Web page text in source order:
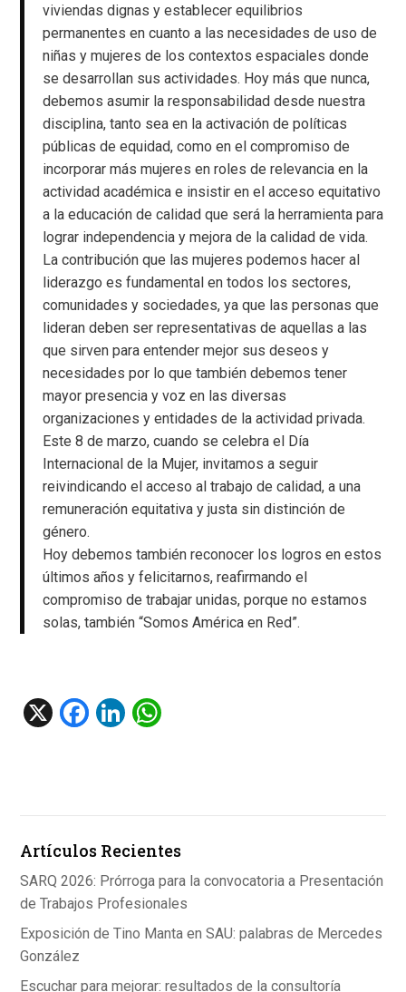
viviendas dignas y establecer equilibrios
permanentes en cuanto a las necesidades de uso de
niñas y mujeres de los contextos espaciales donde
se desarrollan sus actividades. Hoy más que nunca,
debemos asumir la responsabilidad desde nuestra
disciplina, tanto sea en la activación de políticas
públicas de equidad, como en el compromiso de
incorporar más mujeres en roles de relevancia en la
actividad académica e insistir en el acceso equitativo
a la educación de calidad que será la herramienta para
lograr independencia y mejora de la calidad de vida.
La contribución que las mujeres podemos hacer al
liderazgo es fundamental en todos los sectores,
comunidades y sociedades, ya que las personas que
lideran deben ser representativas de aquellas a las
que sirven para entender mejor sus deseos y
necesidades por lo que también debemos tener
mayor presencia y voz en las diversas
organizaciones y entidades de la actividad privada.
Este 8 de marzo, cuando se celebra el Día
Internacional de la Mujer, invitamos a seguir
reivindicando el acceso al trabajo de calidad, a una
remuneración equitativa y justa sin distinción de
género.
Hoy debemos también reconocer los logros en estos
últimos años y felicitarnos, reafirmando el
compromiso de trabajar unidas, porque no estamos
solas, también “Somos América en Red”.
X
F
o
k
Li
p
p
Artículos Recientes
SARQ 2026: Prórroga para la convocatoria a Presentación
de Trabajos Profesionales
Exposición de Tino Manta en SAU: palabras de Mercedes
González
Escuchar para mejorar: resultados de la consultoría